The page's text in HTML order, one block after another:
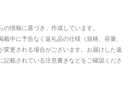
情報に基づき、作成しています。
中に予告なく返礼品の仕様（規格、容量、
変更される場合がございます。お届けした返
記載されている注意書きなどをご確認くださ